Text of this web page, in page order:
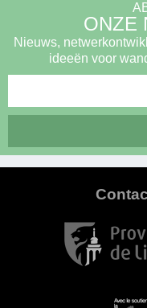
ONZE
Nieuws,
ideeën voor